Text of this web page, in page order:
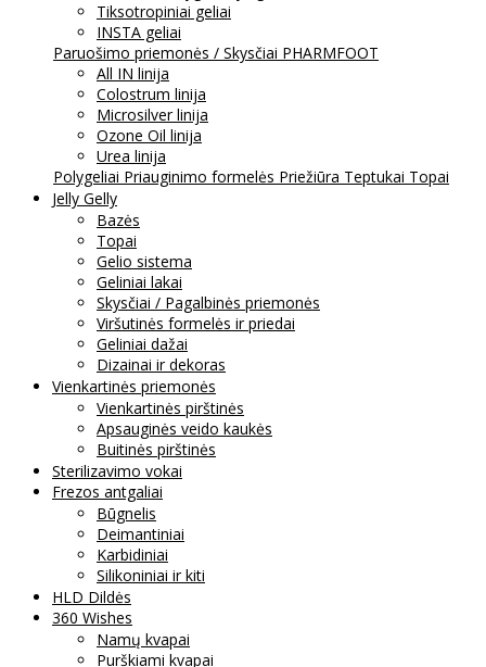
Tiksotropiniai geliai
INSTA geliai
Paruošimo priemonės / Skysčiai PHARMFOOT
All IN linija
Colostrum linija
Microsilver linija
Ozone Oil linija
Urea linija
Polygeliai Priauginimo formelės Priežiūra Teptukai Topai
Jelly Gelly
Bazės
Topai
Gelio sistema
Geliniai lakai
Skysčiai / Pagalbinės priemonės
Viršutinės formelės ir priedai
Geliniai dažai
Dizainai ir dekoras
Vienkartinės priemonės
Vienkartinės pirštinės
Apsauginės veido kaukės
Buitinės pirštinės
Sterilizavimo vokai
Frezos antgaliai
Būgnelis
Deimantiniai
Karbidiniai
Silikoniniai ir kiti
HLD Dildės
360 Wishes
Namų kvapai
Purškiami kvapai